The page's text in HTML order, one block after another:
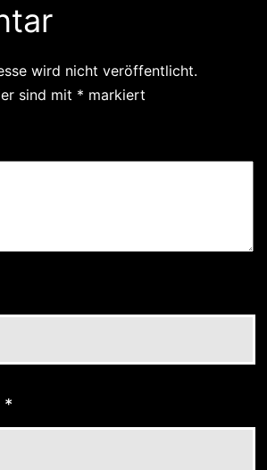
wird nicht veröffentlicht.
sind mit * markiert
*